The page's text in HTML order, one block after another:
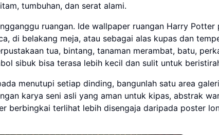
tumbuhan, dan serat alami.
ruangan. Ide wallpaper ruangan Harry Potter
di belakang meja, atau sebagai alas kupas dan
tua, bintang, tanaman merambat, batu,
sibuk bisa terasa lebih kecil dan sulit untuk
menutupi setiap dinding, bangunlah satu area
karya seni asli yang aman untuk kipas, abstrak
berbingkai terlihat lebih disengaja daripada poster